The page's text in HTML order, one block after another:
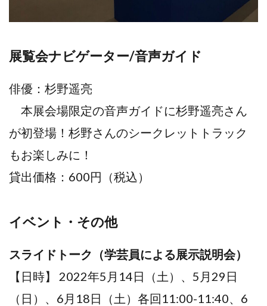
展覧会ナビゲーター/音声ガイド
俳優：杉野遥亮
本展会場限定の⾳声ガイドに杉野遥亮さん
が初登場！杉野さんのシークレットトラック
もお楽しみに！
貸出価格：600円（税込）
イベント・その他
スライドトーク（学芸員による展⽰説明会）
【⽇時】 2022年5⽉14⽇（⼟）、5⽉29⽇
（⽇）、6⽉18日（⼟）各回11:00-11:40、6